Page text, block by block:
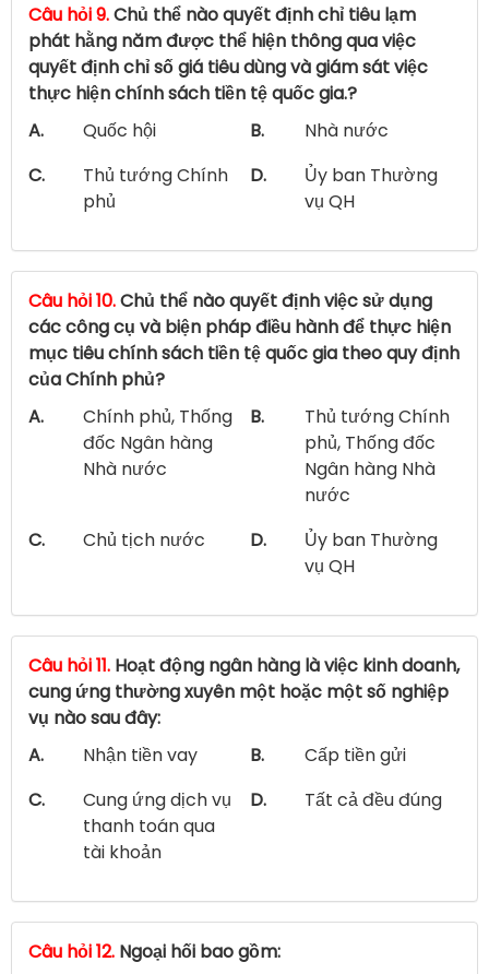
Câu hỏi 9.Chủ thể nào quyết định chỉ tiêu lạm
phát hằng năm được thể hiện thông qua việc
quyết định chỉ số giá tiêu dùng và giám sát việc
thực hiện chính sách tiền tệ quốc gia.?
A.
Quốc hội B.
Nhà nước
C.
Thủ tướng Chính
phủ
D.
Ủy ban Thường
vụ QH
Câu hỏi 10.Chủ thể nào quyết định việc sử dụng
các công cụ và biện pháp điều hành để thực hiện
mục tiêu chính sách tiền tệ quốc gia theo quy định
của Chính phủ?
A.
Chính phủ, Thống
đốc Ngân hàng
Nhà nước
B.
Thủ tướng Chính
phủ, Thống đốc
Ngân hàng Nhà
nước
C.
Chủ tịch nước D.
Ủy ban Thường
vụ QH
Câu hỏi 11. Hoạt động ngân hàng là việc kinh doanh,
cung ứng thường xuyên một hoặc một số nghiệp
vụ nào sau đây:
A.
Nhận tiền vay B.
Cấp tiền gửi
C.
Cung ứng dịch vụ
thanh toán qua
tài khoản
D. Tất cả đều đúng
Câu hỏi 12. Ngoại hối bao gồm: